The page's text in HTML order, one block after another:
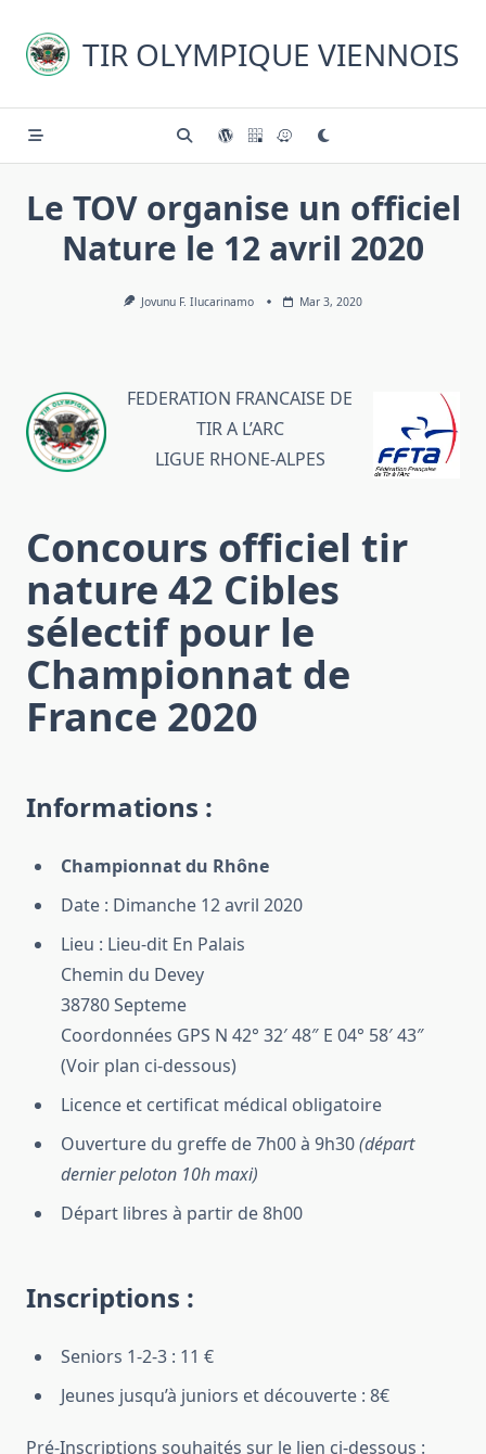
content
TIR OLYMPIQUE VIENNOIS
Le TOV organise un officiel
Nature le 12 avril 2020
Jovunu F. Ilucarinamo Mar 3, 2020
FEDERATION FRANCAISE DE
TIR A L’ARC
LIGUE RHONE-ALPES
Concours officiel tir
nature 42 Cibles
sélectif pour le
Championnat de
France 2020
Informations :
Championnat du Rhône
Date : Dimanche 12 avril 2020
Lieu : Lieu-dit En Palais
Chemin du Devey
38780 Septeme
Coordonnées GPS N 42° 32′ 48″ E 04° 58′ 43″
(Voir plan ci-dessous)
Licence et certificat médical obligatoire
Ouverture du greffe de 7h00 à 9h30(départ
dernier peloton 10h maxi)
Départ libres à partir de 8h00
Inscriptions :
Seniors 1-2-3 : 11 €
Jeunes jusqu’à juniors et découverte : 8€
Pré-Inscriptions souhaités sur le lien ci-dessous :